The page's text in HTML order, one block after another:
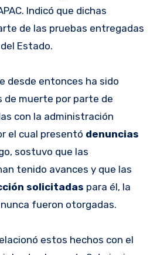
Indicó que dichas
de las pruebas entregadas
Estado.
desde entonces ha sido
de muerte por parte de
con la administración
el cual presentó denuncias
sostuvo que las
tenido avances y que las
solicitadas para él, la
fueron otorgadas.
estos hechos con el